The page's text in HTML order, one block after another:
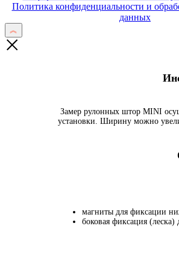
Политика конфиденциальности и
данных
Замер рулонных штор MINI
установки. Ширину можно
магниты для фиксации
боковая фиксация